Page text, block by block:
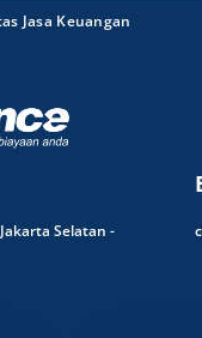
Jasa Keuangan
Selatan -